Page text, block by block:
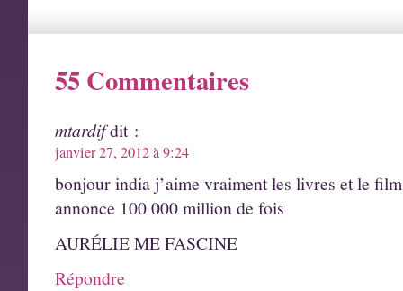
55 Commentaires
mtardifdit :
janvier 27, 2012 à 9:24
bonjour india j’aime vraiment les livres et le
annonce 100 000 million de fois
AURÉLIE ME FASCINE
Répondre